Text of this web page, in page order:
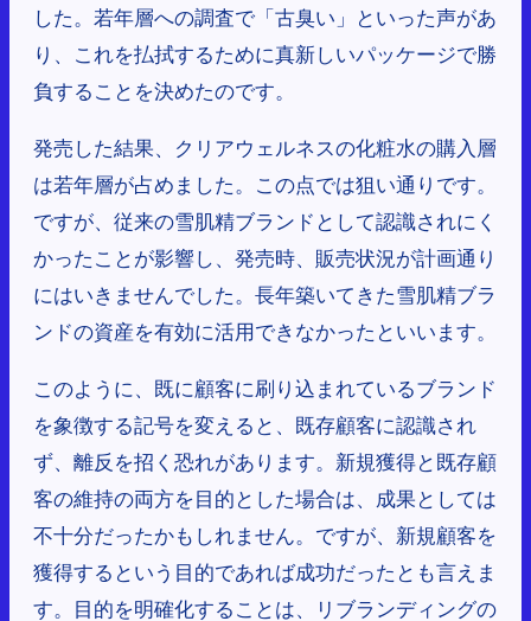
した。若年層への調査で「古臭い」といった声があ
り、これを払拭するために真新しいパッケージで勝
負することを決めたのです。
発売した結果、クリアウェルネスの化粧水の購入層
は若年層が占めました。この点では狙い通りです。
ですが、従来の雪肌精ブランドとして認識されにく
かったことが影響し、発売時、販売状況が計画通り
にはいきませんでした。長年築いてきた雪肌精ブラ
ンドの資産を有効に活用できなかったといいます。
このように、既に顧客に刷り込まれているブランド
を象徴する記号を変えると、既存顧客に認識され
ず、離反を招く恐れがあります。新規獲得と既存顧
客の維持の両方を目的とした場合は、成果としては
不十分だったかもしれません。ですが、新規顧客を
獲得するという目的であれば成功だったとも言えま
す。目的を明確化することは、リブランディングの